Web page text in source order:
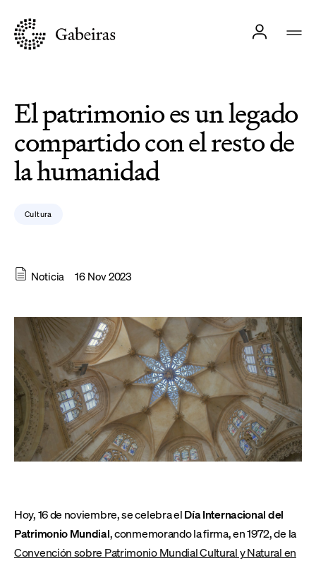
El patrimonio es un legado
compartido con el resto de
la humanidad
Cultura
Noticia 16 Nov 2023
Hoy, 16 de noviembre, se celebra elDía Internacional del
Patrimonio Mundial, conmemorando la firma, en 1972, de la
Convención sobre Patrimonio Mundial Cultural y Natural en